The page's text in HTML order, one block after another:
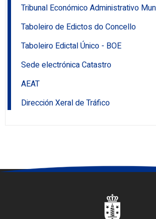
Tribunal Económico Administrativo
Taboleiro de Edictos do Concello
Taboleiro Edictal Único - BOE
Sede electrónica Catastro
AEAT
Dirección Xeral de Tráfico